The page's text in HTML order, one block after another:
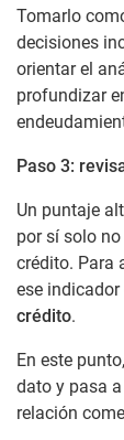
Tomarlo
decisiones
orientar el
profundizar
Paso 3:
Un puntaje
por sí solo
crédito. Para
ese
crédito.
En este
dato y pasa
relación